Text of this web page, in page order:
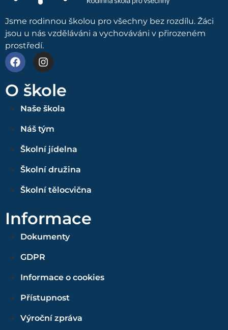
Jsme rodinnou školou pro všechny bez rozdílu. Žáci
jsou u nás vzděláváni a vychováváni v přirozeném
prostředí.
O škole
Naše škola
Náš tým
Školní jídelna
Školní družina
Školní tělocvična
Informace
Dokumenty
GDPR
Informace o cookies
Přístupnost
Výroční zpráva